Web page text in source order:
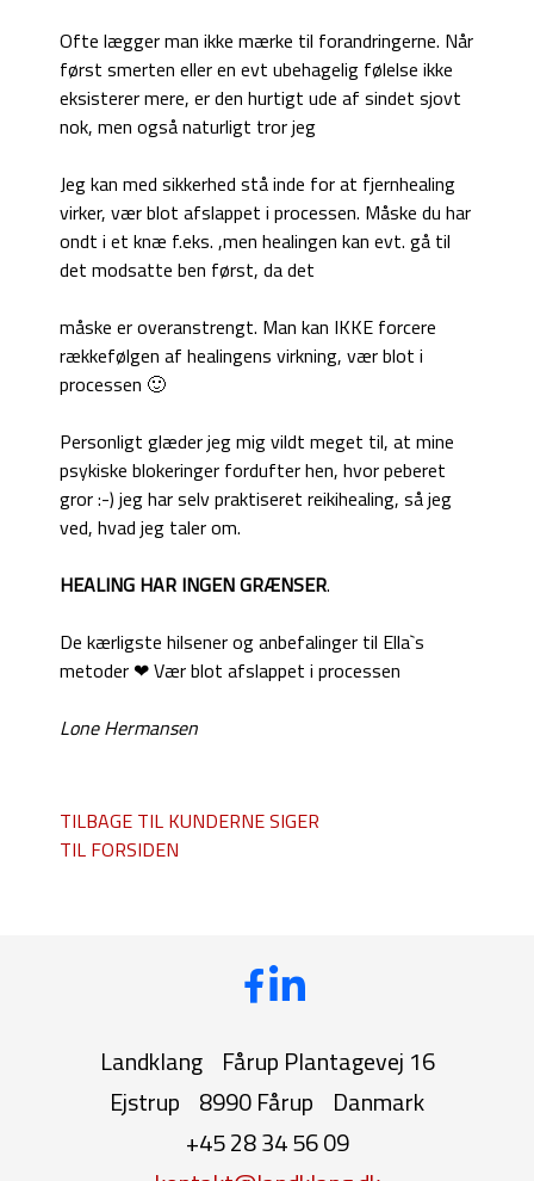
Ofte lægger man ikke mærke til forandringerne. Når
først smerten eller en evt ubehagelig følelse ikke
eksisterer mere, er den hurtigt ude af sindet sjovt
nok, men også naturligt tror jeg
Jeg kan med sikkerhed stå inde for at fjernhealing
virker, vær blot afslappet i processen. Måske du har
ondt i et knæ f.eks. ,men healingen kan evt. gå til
det modsatte ben først, da det
måske er overanstrengt. Man kan IKKE forcere
rækkefølgen af healingens virkning, vær blot i
processen 🙂
Personligt glæder jeg mig vildt meget til, at mine
psykiske blokeringer fordufter hen, hvor peberet
gror :-) jeg har selv praktiseret reikihealing, så jeg
ved, hvad jeg taler om.
HEALING HAR INGEN GRÆNSER.
De kærligste hilsener og anbefalinger til Ella`s
metoder ❤ Vær blot afslappet i processen
Lone Hermansen
TILBAGE TIL KUNDERNE SIGER
TIL FORSIDEN
Landklang Fårup Plantagevej 16
Ejstrup 8990 Fårup
Danmark
+45 28 34 56 09